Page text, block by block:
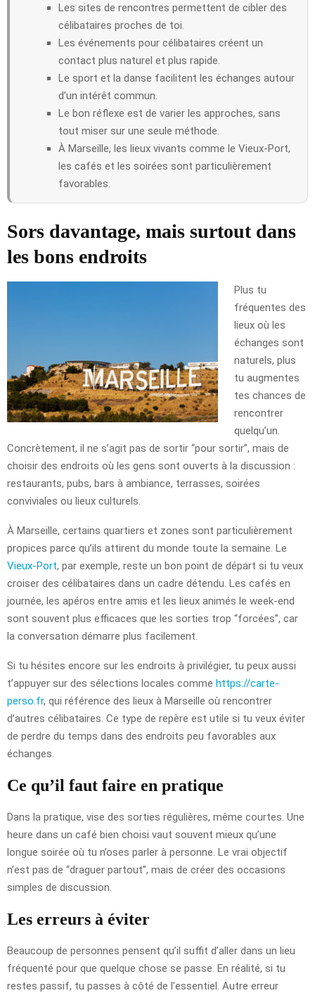
Les sites de rencontres permettent de cibler des
célibataires proches de toi.
Les événements pour célibataires créent un
contact plus naturel et plus rapide.
Le sport et la danse facilitent les échanges autour
d’un intérêt commun.
Le bon réflexe est de varier les approches, sans
tout miser sur une seule méthode.
À Marseille, les lieux vivants comme le Vieux-Port,
les cafés et les soirées sont particulièrement
favorables.
Sors davantage, mais surtout dans
les bons endroits
Plus tu
fréquentes des
lieux où les
échanges sont
naturels, plus
tu augmentes
tes chances de
rencontrer
quelqu’un.
Concrètement, il ne s’agit pas de sortir “pour sortir”, mais de
choisir des endroits où les gens sont ouverts à la discussion :
restaurants, pubs, bars à ambiance, terrasses, soirées
conviviales ou lieux culturels.
À Marseille, certains quartiers et zones sont particulièrement
propices parce qu’ils attirent du monde toute la semaine. Le
Vieux-Port, par exemple, reste un bon point de départ si tu veux
croiser des célibataires dans un cadre détendu. Les cafés en
journée, les apéros entre amis et les lieux animés le week-end
sont souvent plus efficaces que les sorties trop “forcées”, car
la conversation démarre plus facilement.
Si tu hésites encore sur les endroits à privilégier, tu peux aussi
t’appuyer sur des sélections locales comme https://carte-
perso.fr, qui référence des lieux à Marseille où rencontrer
d’autres célibataires. Ce type de repère est utile si tu veux éviter
de perdre du temps dans des endroits peu favorables aux
échanges.
Ce qu’il faut faire en pratique
Dans la pratique, vise des sorties régulières, même courtes. Une
heure dans un café bien choisi vaut souvent mieux qu’une
longue soirée où tu n’oses parler à personne. Le vrai objectif
n’est pas de “draguer partout”, mais de créer des occasions
simples de discussion.
Les erreurs à éviter
Beaucoup de personnes pensent qu’il suffit d’aller dans un lieu
fréquenté pour que quelque chose se passe. En réalité, si tu
restes passif, tu passes à côté de l’essentiel. Autre erreur